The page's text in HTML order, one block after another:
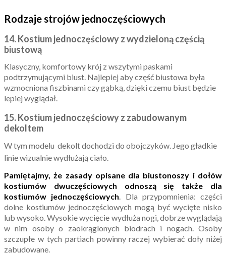
Rodzaje strojów jednoczęściowych
14. Kostium jednoczęściowy z wydzieloną częścią
biustową
Klasyczny, komfortowy krój z wszytymi paskami
podtrzymującymi biust. Najlepiej aby część biustowa była
wzmocniona fiszbinami czy gąbką, dzięki czemu biust będzie
lepiej wyglądał.
15. Kostium jednoczęściowyz zabudowanym
dekoltem
W tym modelu dekolt dochodzi do obojczyków. Jego gładkie
linie wizualnie wydłużają ciało.
Pamiętajmy, że zasady opisane dla biustonoszy i dołów
kostiumów dwuczęściowych odnoszą się także dla
kostiumów jednoczęściowych. Dla przypomnienia: części
dolne kostiumów jednoczęściowych mogą być wycięte nisko
lub wysoko. Wysokie wycięcie wydłuża nogi, dobrze wyglądają
w nim osoby o zaokrąglonych biodrach i nogach. Osoby
szczupłe w tych partiach powinny raczej wybierać doły niżej
zabudowane.